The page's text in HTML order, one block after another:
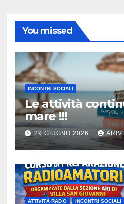
You missed
INCONTRI SOCIALI
Le attività
mare !!!
29 GIUGNO 2026
ATTIVITÀ RADIO INCONTRI SOCIALI